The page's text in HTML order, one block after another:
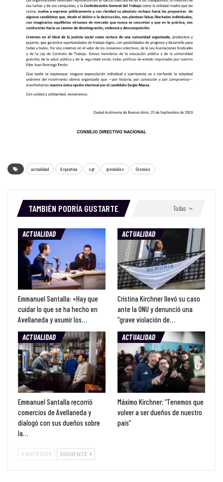
actualidad Argentina cgt gremiales Gremios
Todas
TAMBIÉN PODRÍA GUSTARTE
ACTUALIDAD
Emmanuel Santalla: «Hay que
cuidar lo que se ha hecho en
Avellaneda y asumir los…
ACTUALIDAD
Cristina Kirchner llevó su caso
ante la ONU y denunció una
“grave violación de…
ACTUALIDAD
Emmanuel Santalla recorrió
comercios de Avellaneda y
dialogó con sus dueños sobre
la…
ACTUALIDAD
Máximo Kirchner: “Tenemos que
volver a ser dueños de nuestro
país”
ANTERIOR SIGUIENTE